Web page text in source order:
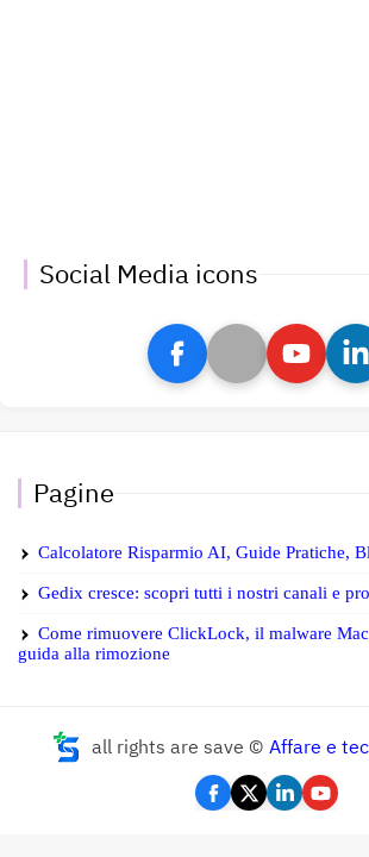
Social Media icons
Pagine
Calcolatore Risparmio AI, Guide Pratiche,
Gedix cresce: scopri tutti i nostri canali e
Come rimuovere ClickLock, il malware
guida alla rimozione
all rights are save © Affare e